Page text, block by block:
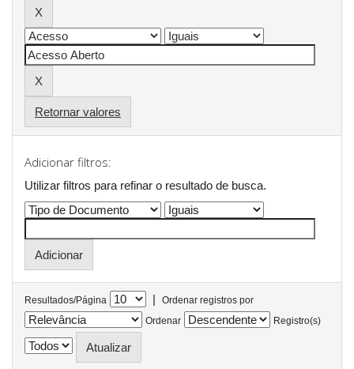
Retornar valores
Adicionar filtros:
Utilizar filtros para refinar o resultado de busca.
Resultados/Página |
Ordenar registros por
Ordenar
Registro(s)